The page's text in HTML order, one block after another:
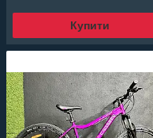
Купити